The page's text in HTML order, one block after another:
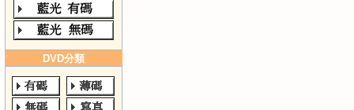
DVD分類